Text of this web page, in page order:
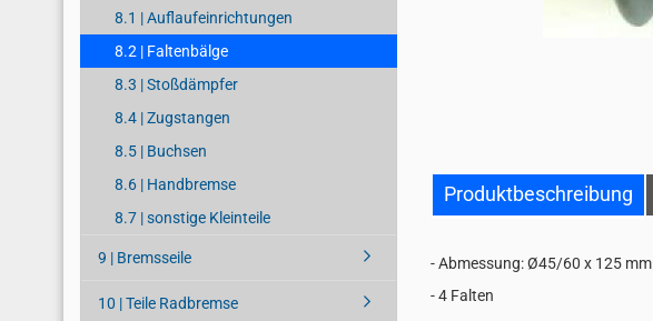
Produktbeschreibung
- Abmessung: Ø45/60 x 125 mm
- 4 Falten
8.1 | Auflaufeinrichtungen
8.2 | Faltenbälge
8.3 | Stoßdämpfer
8.4 | Zugstangen
8.5 | Buchsen
8.6 | Handbremse
8.7 | sonstige Kleinteile
9 | Bremsseile
10 | Teile Radbremse